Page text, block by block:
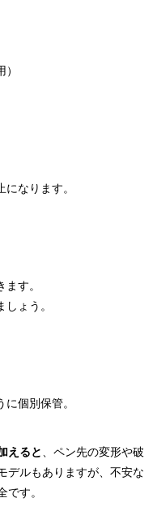
なります。
す。
ょう。
個別保管。
えると
、ペン先の変形や破
デルもありますが、不安な
す。